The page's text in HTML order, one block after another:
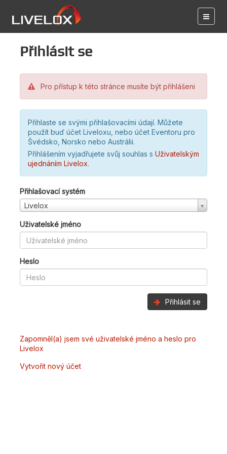
Přihlásit se
Pro přístup k této stránce musíte být přihlášeni
Přihlaste se svými přihlašovacími údají. Můžete
použít buď účet Liveloxu, nebo účet Eventoru pro
Švédsko, Norsko nebo Austrálii.
Přihlášením vyjadřujete svůj souhlas s Uživatelským
ujednáním Livelox.
Přihlašovací systém
Livelox
Uživatelské jméno
Heslo
Přihlásit se
Zapomněl(a) jsem své uživatelské jméno a heslo pro
Livelox
Vytvořit nový účet